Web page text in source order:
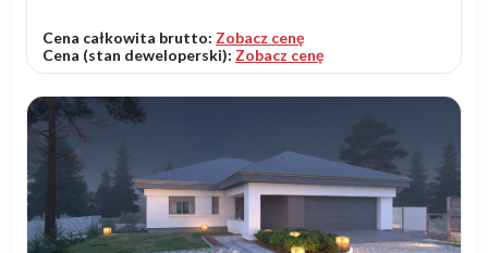
Cena całkowita brutto: Zobacz cenę
Cena (stan deweloperski): Zobacz cenę